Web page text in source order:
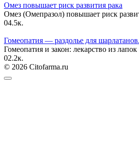
Омез повышает риск развития рака
Омез (Омепразол) повышает риск
04.5к.
Гомеопатия — раздолье для шарлатанов.
Гомеопатия и закон: лекарство из
02.2к.
© 2026 Citofarma.ru